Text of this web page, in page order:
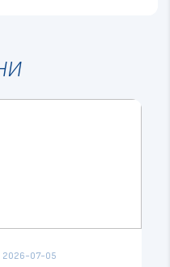
2026-07-05